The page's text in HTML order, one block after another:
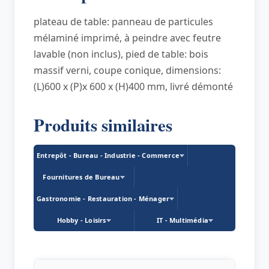
plateau de table: panneau de particules
mélaminé imprimé, à peindre avec feutre
lavable (non inclus), pied de table: bois
massif verni, coupe conique, dimensions:
(L)600 x (P)x 600 x (H)400 mm, livré démonté
Produits similaires
Entrepôt - Bureau - Industrie - Commerce
Fournitures de Bureau
Gastronomie - Restauration - Ménager
Hobby - Loisirs IT - Multimédia